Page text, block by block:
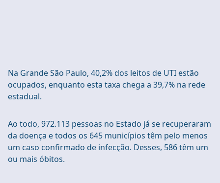
Na Grande São Paulo, 40,2% dos leitos de UTI estão
ocupados, enquanto esta taxa chega a 39,7% na rede
estadual.
Ao todo, 972.113 pessoas no Estado já se recuperaram
da doença e todos os 645 municípios têm pelo menos
um caso confirmado de infecção. Desses, 586 têm um
ou mais óbitos.